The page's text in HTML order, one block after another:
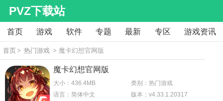
PVZ下载站
首页 游戏 软件 专题 最新 专区 游戏资讯
首页> 热门游戏 > 魔卡幻想官网版
魔卡幻想官网版
大小：436.4MB
类别：热门游戏
语言：简体中文
版本：v4.33.1.20317